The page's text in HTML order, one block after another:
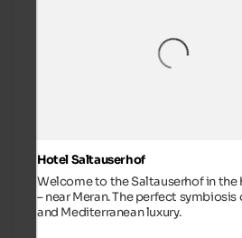
Hotel Saltauserhof
Welcome to the Saltauserhof in the
– near Meran. The perfect
and Mediterranean luxury.